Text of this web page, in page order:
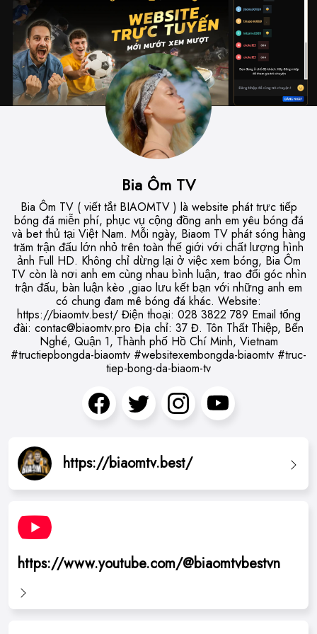
Bia Ôm TV
Bia Ôm TV ( viết tắt BIAOMTV ) là website phát trực tiếp
bóng đá miễn phí, phục vụ cộng đồng anh em yêu bóng đá
và bet thủ tại Việt Nam. Mỗi ngày, Biaom TV phát sóng hàng
trăm trận đấu lớn nhỏ trên toàn thế giới với chất lượng hình
ảnh Full HD. Không chỉ dừng lại ở việc xem bóng, Bia Ôm
TV còn là nơi anh em cùng nhau bình luận, trao đổi góc nhìn
trận đấu, bàn luận kèo ,giao lưu kết bạn với những anh em
có chung đam mê bóng đá khác. Website:
https://biaomtv.best/ Điện thoại: 028 3822 789 Email tổng
đài: contac@biaomtv.pro Địa chỉ: 37 Đ. Tôn Thất Thiệp, Bến
Nghé, Quận 1, Thành phố Hồ Chí Minh, Vietnam
#tructiepbongda-biaomtv #websitexembongda-biaomtv #truc-
tiep-bong-da-biaom-tv
https://biaomtv.best/
https://www.youtube.com/@biaomtvbestvn